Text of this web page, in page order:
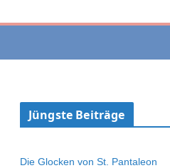
Jüngste Beiträge
Die Glocken von St. Pantaleon